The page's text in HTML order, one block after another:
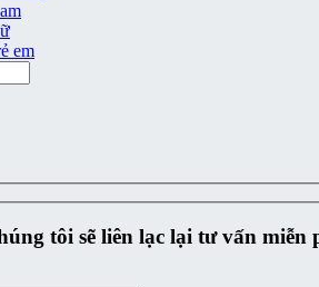
em
tôi sẽ liên lạc lại tư vấn miễn